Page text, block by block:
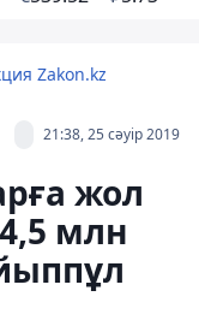
Zakon.kz
21:38, 25 сәуір 2019
жол
млн